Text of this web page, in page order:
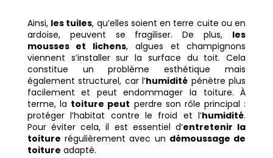
Ainsi, les tuiles, qu’elles soient en terre cuite ou en
ardoise, peuvent se fragiliser. De plus, les
mousses et lichens, algues et champignons
viennent s’installer sur la surface du toit. Cela
constitue un problème esthétique mais
également structurel, car l’humidité pénètre plus
facilement et peut endommager la toiture. À
terme, la toiture peut perdre son rôle principal :
protéger l’habitat contre le froid et l’humidité.
Pour éviter cela, il est essentiel d’entretenir la
toiture régulièrement avec un démoussage de
toiture adapté.